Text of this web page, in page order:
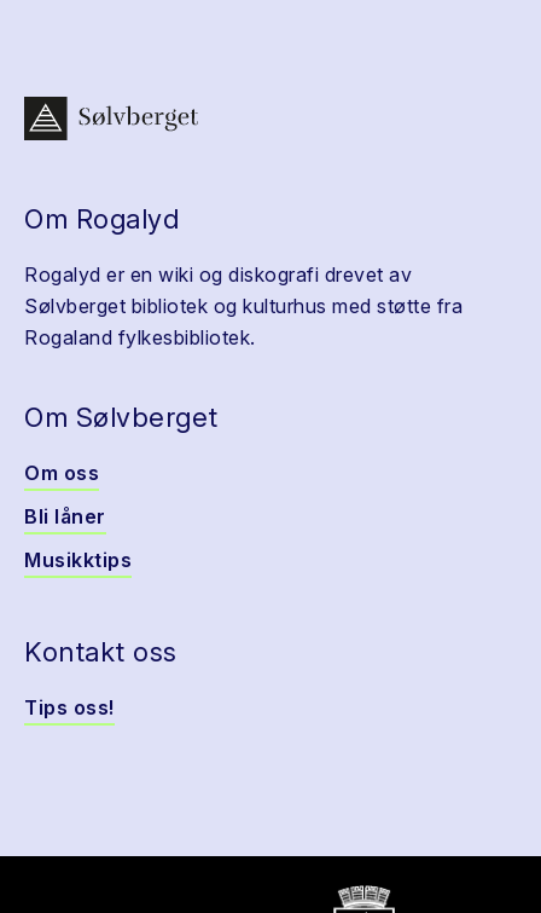
Om Rogalyd
Rogalyd er en wiki og diskografi drevet av
Sølvberget bibliotek og kulturhus med støtte fra
Rogaland fylkesbibliotek.
Om Sølvberget
Om oss
Bli låner
Musikktips
Kontakt oss
Tips oss!